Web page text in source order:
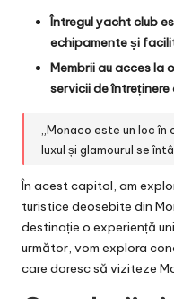
Întregul yacht club
echipamente și
Membrii au acces la
servicii de
„Monaco este un loc
luxul și glamourul se
În acest capitol, am
turistice deosebite din
destinație o experiență
următor, vom explora
care doresc să viziteze